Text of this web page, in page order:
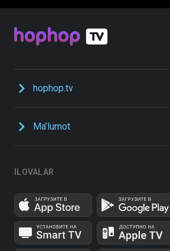
hophop.tv
Ma’lumot
ILOVALAR